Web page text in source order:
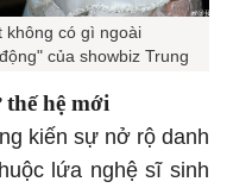
không có gì ngoài
của showbiz Trung
thế hệ mới
kiến sự nở rộ danh
lứa nghệ sĩ sinh